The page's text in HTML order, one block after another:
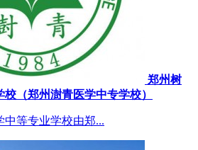
郑州树
（郑州澍青医学中专学校）
等专业学校由郑...